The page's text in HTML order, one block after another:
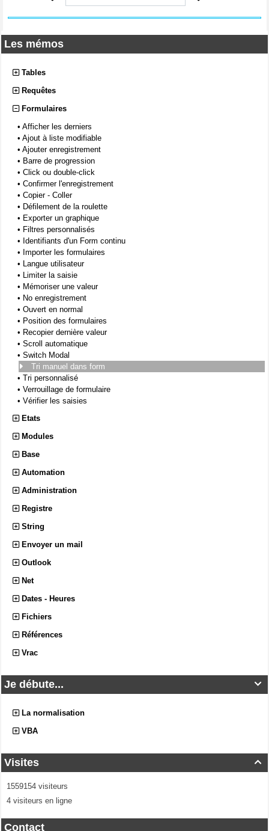
Les mémos
Tables
Requêtes
Formulaires
• Afficher les derniers
• Ajout à liste modifiable
• Ajouter enregistrement
• Barre de progression
• Click ou double-click
• Confirmer l'enregistrement
• Copier - Coller
• Défilement de la roulette
• Exporter un graphique
• Filtres personnalisés
• Identifiants d'un Form continu
• Importer les formulaires
• Langue utilisateur
• Limiter la saisie
• Mémoriser une valeur
• No enregistrement
• Ouvert en normal
• Position des formulaires
• Recopier dernière valeur
• Scroll automatique
• Switch Modal
Tri manuel dans form
• Tri personnalisé
• Verrouillage de formulaire
• Vérifier les saisies
Etats
Modules
Base
Automation
Administration
Registre
String
Envoyer un mail
Outlook
Net
Dates - Heures
Fichiers
Références
Vrac

Je débute...
La normalisation
VBA

Visites
1559154 visiteurs
4 visiteurs en ligne
Contact